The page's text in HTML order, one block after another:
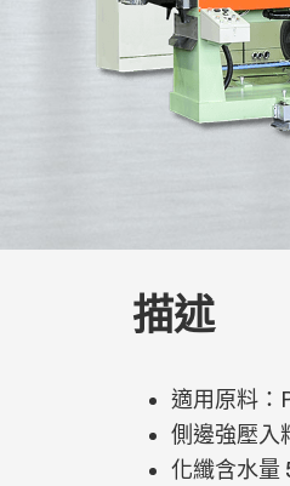
描述
適用原料：
側邊強壓入
化纖含水量